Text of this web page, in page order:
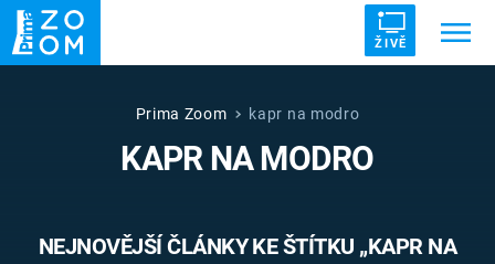
ŽIVĚ
ZRÁDCI UFO DRUHÁ SVĚTOVÁ VÁLKA
VETŘELCI DÁVNOVĚKU
Prima Zoom kapr na modro
KAPR NA MODRO
NEJNOVĚJŠÍ ČLÁNKY KE ŠTÍTKU „KAPR NA